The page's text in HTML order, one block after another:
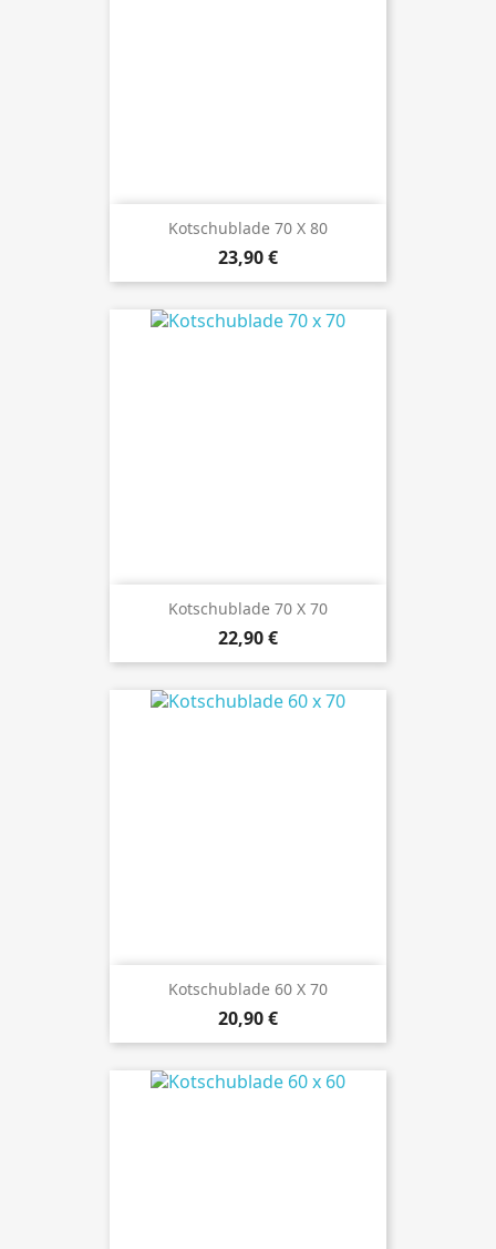
Kotschublade 70 X 80
Preis
23,90 €
Kotschublade 70 X 70
Preis
22,90 €
Kotschublade 60 X 70
Preis
20,90 €